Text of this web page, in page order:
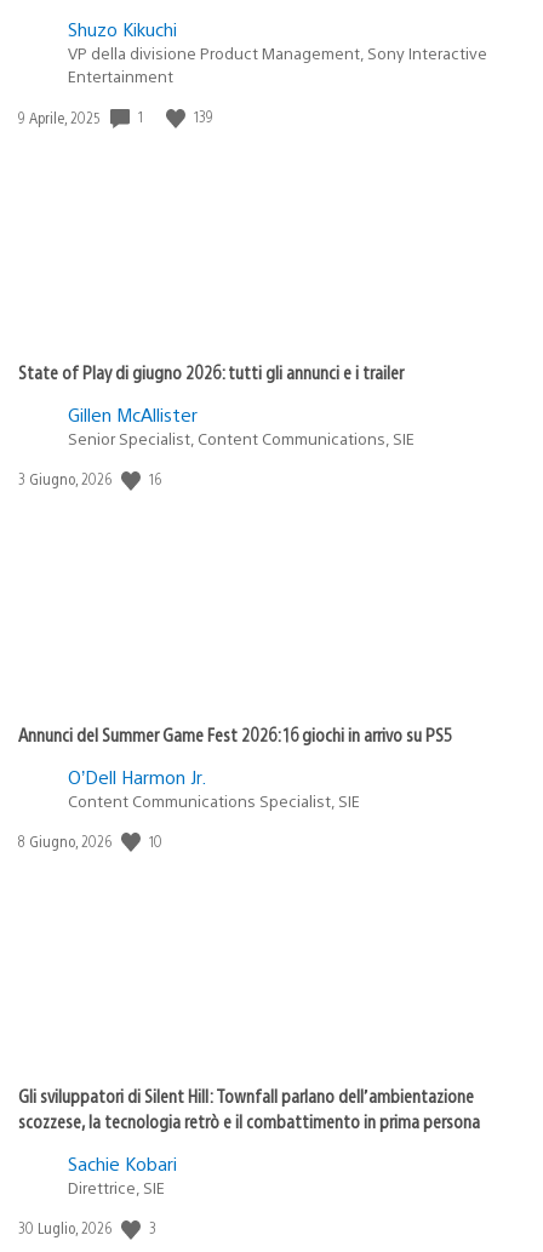
Shuzo Kikuchi
VP della divisione Product Management, Sony Interactive
Entertainment
Data
9 Aprile, 2025 1 139
State of Play di giugno 2026: tutti gli annunci e i trailer
Gillen McAllister
Senior Specialist, Content Communications, SIE
Data
3 Giugno, 2026 16
Annunci del Summer Game Fest 2026: 16 giochi in arrivo su PS5
O’Dell Harmon Jr.
Content Communications Specialist, SIE
Data
8 Giugno, 2026 10
Gli sviluppatori di Silent Hill: Townfall parlano dell’ambientazione
scozzese, la tecnologia retrò e il combattimento in prima persona
Sachie Kobari
Direttrice, SIE
Data
30 Luglio, 2026 3